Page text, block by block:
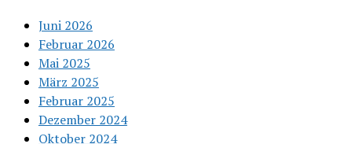
Juni 2026
Februar 2026
Mai 2025
März 2025
Februar 2025
Dezember 2024
Oktober 2024